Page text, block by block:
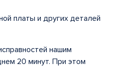
платы и других деталей
нашим
20 минут. При этом